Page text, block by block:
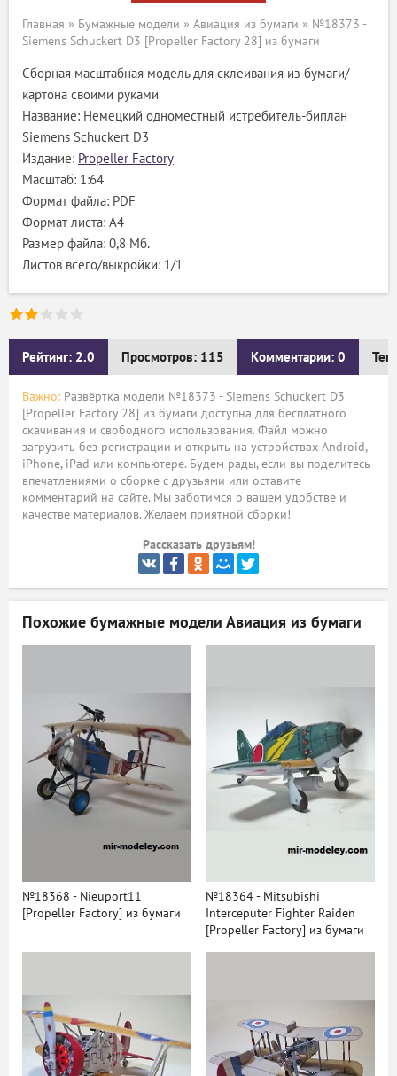
Главная » Бумажные модели » Авиация из бумаги » №18373 -
Siemens Schuckert D3 [Propeller Factory 28] из бумаги
Сборная масштабная модель для склеивания из бумаги/
картона своими руками
Название: Немецкий одноместный истребитель-биплан
Siemens Schuckert D3
Издание: Propeller Factory
Масштаб: 1:64
Формат файла: PDF
Формат листа: А4
Размер файла: 0,8 Мб.
Листов всего/выкройки: 1/1
Рейтинг: 2.0 Просмотров: 115 Комментарии: 0
Важно: Развёртка модели №18373 - Siemens Schuckert D3
[Propeller Factory 28] из бумаги доступна для бесплатного
скачивания и свободного использования. Файл можно
загрузить без регистрации и открыть на устройствах Android,
iPhone, iPad или компьютере. Будем рады, если вы поделитесь
впечатлениями о сборке с друзьями или оставите
комментарий на сайте. Мы заботимся о вашем удобстве и
качестве материалов. Желаем приятной сборки!
Рассказать друзьям!
Похожие бумажные модели Авиация из бумаги
№18368 - Nieuport11
[Propeller Factory] из бумаги
№18364 - Mitsubishi
Interceputer Fighter Raiden
[Propeller Factory] из бумаги